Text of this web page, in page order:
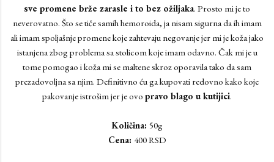
sve promene brže zarasle i to bez ožiljaka. Prosto mi je to
neverovatno. Što se tiče samih hemoroida, ja nisam sigurna da ih imam
ali imam spoljašnje promene koje zahtevaju negovanje jer mi je koža jako
istanjena zbog problema sa stolicom koje imam odavno. Čak mi je u
tome pomogao i koža mi se maltene skroz oporavila tako da sam
prezadovoljna sa njim. Definitivno ću ga kupovati redovno kako koje
pakovanje istrošim jer je ovo pravo blago u kutijici.
Količina: 50g
Cena: 400 RSD